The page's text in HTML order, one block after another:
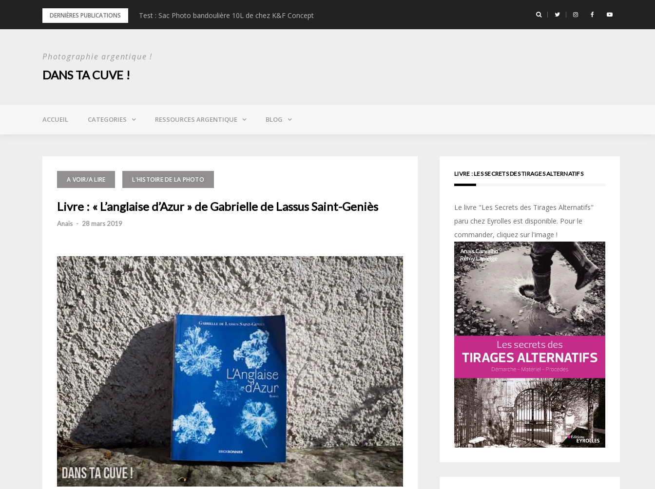
DERNIÈRES PUBLICATIONS Test : Sac Photo bandoulière 10L de chez K&F Concept
Photographie argentique !
DANS TA CUVE !
ACCUEIL CATEGORIES RESSOURCES ARGENTIQUE BLOG
A VOIR/A LIRE L'HISTOIRE DE LA PHOTO
Livre : « L’anglaise d’Azur » de Gabrielle de Lassus Saint-Geniès
Anaïs - 28 mars 2019
LIVRE : LES SECRETS DES TIRAGES ALTERNATIFS
Le livre "Les Secrets des Tirages Alternatifs"
paru chez Eyrolles est disponible. Pour le
commander, cliquez sur l'image !